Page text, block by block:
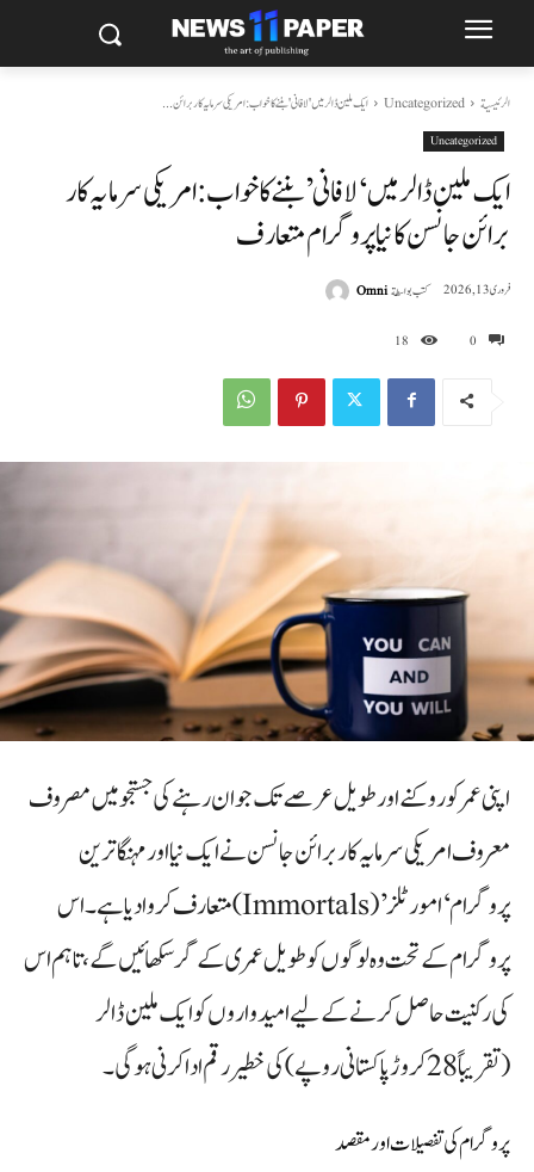
الرئيسية Uncategorized ایک ملین ڈالر میں 'لافانی' بننے کا خواب: امریکی سرمایہ کار برائن...
Uncategorized
ایک ملین ڈالر میں ‘لافانی’ بننے کا خواب: امریکی سرمایہ کار
برائن جانسن کا نیا پروگرام متعارف
0
18
فروری 13, 2026 كتب بواسطةOmni
اپنی عمر کو روکنے اور طویل عرصے تک جوان رہنے کی جستجو میں مصروف
معروف امریکی سرمایہ کار برائن جانسن نے ایک نیا اور مہنگا ترین
پروگرام ‘امورٹلز’ (Immortals) متعارف کروا دیا ہے۔ اس
پروگرام کے تحت وہ لوگوں کو طویل عمری کے گر سکھائیں گے، تاہم اس
کی رکنیت حاصل کرنے کے لیے امیدواروں کو ایک ملین ڈالر
(تقریباً 28 کروڑ پاکستانی روپے) کی خطیر رقم ادا کرنی ہوگی۔
پروگرام کی تفصیلات اور مقصد